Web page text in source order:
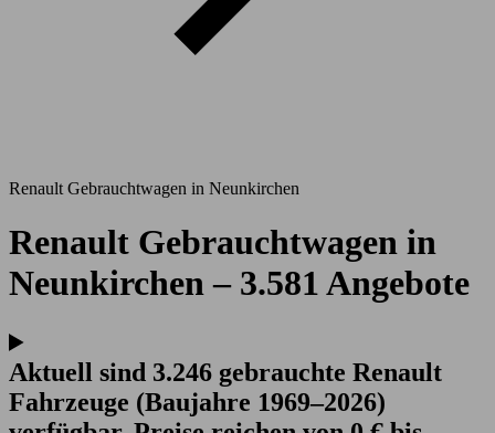
Renault Gebrauchtwagen in Neunkirchen
Renault Gebrauchtwagen in
Neunkirchen – 3.581 Angebote
Aktuell sind 3.246 gebrauchte Renault
Fahrzeuge (Baujahre 1969–2026)